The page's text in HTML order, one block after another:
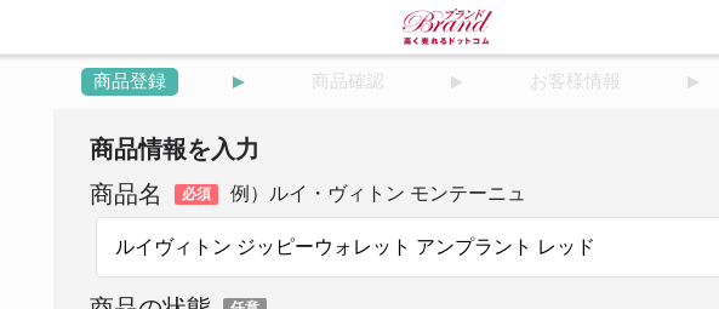
商品登録 商品確認 お客様情報
商品情報を入力
商品名
必須 例）ルイ・ヴィトン モンテーニュ